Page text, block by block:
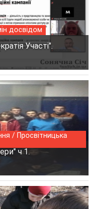
досвідом
Участі".
/ Просвітницька
ч 1.